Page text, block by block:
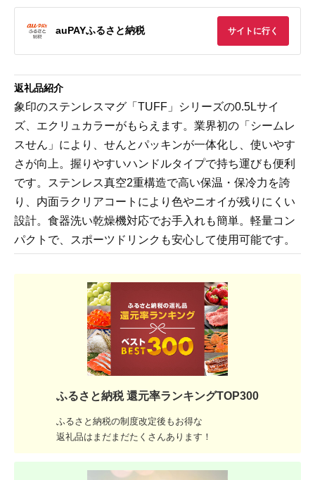
auPAYふるさと納税 サイトに行く
返礼品紹介
象印のステンレスマグ「TUFF」シリーズの0.5Lサイ
ズ、エクリュカラーがもらえます。業界初の「シームレ
スせん」により、せんとパッキンが一体化し、使いやす
さが向上。握りやすいハンドルタイプで持ち運びも便利
です。ステンレス真空2重構造で高い保温・保冷力を誇
り、内面ラクリアコートにより色やニオイが残りにくい
設計。食器洗い乾燥機対応でお手入れも簡単。軽量コン
パクトで、スポーツドリンクも安心して使用可能です。
ふるさと納税 還元率ランキングTOP300
ふるさと納税の制度改定後もお得な
返礼品はまだまだたくさんあります！